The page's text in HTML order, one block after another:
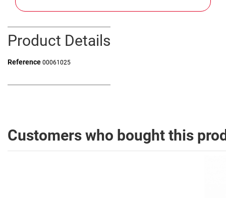
Product Details
Reference 00061025
Customers who bought this